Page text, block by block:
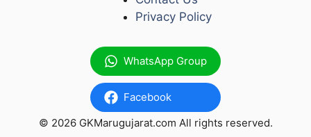
WhatsApp Group
Facebook
Privacy Policy
© 2026 GKMarugujarat.com All rights reserved.